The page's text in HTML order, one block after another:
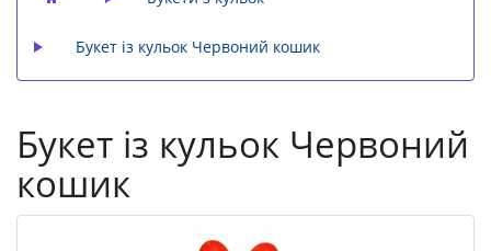
Букет із кульок Червоний кошик
Букет із кульок Червоний
кошик